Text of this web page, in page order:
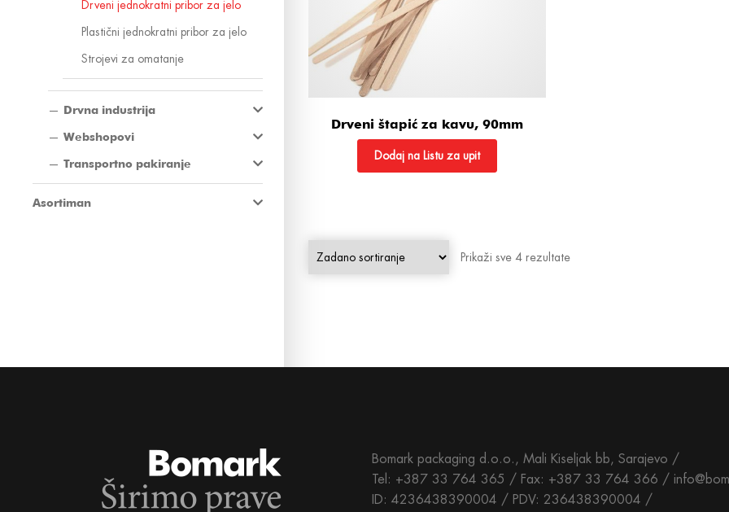
Drveni jednokratni pribor za jelo
Plastični jednokratni pribor za jelo
Strojevi za omatanje
Drvna industrija
Webshopovi
Transportno pakiranje
Asortiman
Drveni štapić za kavu, 90mm
Dodaj na Listu za upit
Prikaži sve 4 rezultate
Bomark packaging d.o.o., Mali Kiseljak bb, Sarajevo /
Tel: +387 33 764 365 / Fax: +387 33 764 366 /
ID: 4236438390004 / PDV: 236438390004 /